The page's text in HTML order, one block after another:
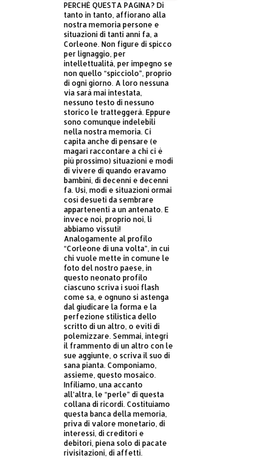
PERCHÈ QUESTA PAGINA? Di
tanto in tanto, affiorano alla
nostra memoria persone e
situazioni di tanti anni fa, a
Corleone. Non figure di spicco
per lignaggio, per
intellettualità, per impegno se
non quello “spicciolo”, proprio
di ogni giorno. A loro nessuna
via sarà mai intestata,
nessuno testo di nessuno
storico le tratteggerà. Eppure
sono comunque indelebili
nella nostra memoria. Ci
capita anche di pensare (e
magari raccontare a chi ci è
più prossimo) situazioni e modi
di vivere di quando eravamo
bambini, di decenni e decenni
fa. Usi, modi e situazioni ormai
così desueti da sembrare
appartenenti a un antenato. E
invece noi, proprio noi, li
abbiamo vissuti!
Analogamente al profilo
“Corleone di una volta”, in cui
chi vuole mette in comune le
foto del nostro paese, in
questo neonato profilo
ciascuno scriva i suoi flash
come sa, e ognuno si astenga
dal giudicare la forma e la
perfezione stilistica dello
scritto di un altro, o eviti di
polemizzare. Semmai, integri
il frammento di un altro con le
sue aggiunte, o scriva il suo di
sana pianta. Componiamo,
assieme, questo mosaico.
Infiliamo, una accanto
all’altra, le “perle” di questa
collana di ricordi. Costituiamo
questa banca della memoria,
priva di valore monetario, di
interessi, di creditori e
debitori, piena solo di pacate
rivisitazioni, di affetti.